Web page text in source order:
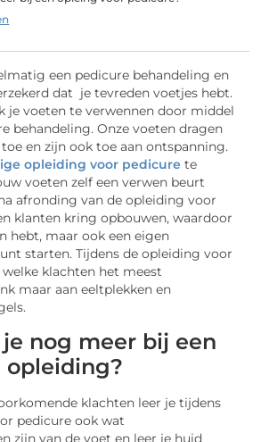
een pedicure behandeling en
dat je tevreden voetjes hebt.
je voeten te verwennen door middel
behandeling. Onze voeten dragen
en zijn ook toe aan ontspanning.
opleiding voor pedicure te
voeten zelf een verwen beurt
afronding van de opleiding voor
klanten kring opbouwen, waardoor
hebt, maar ook een eigen
starten. Tijdens de opleiding voor
klachten het meest
maar aan eeltplekken en
nog meer bij een
opleiding?
klachten leer je tijdens
pedicure ook wat
zijn van de voet en leer je huid